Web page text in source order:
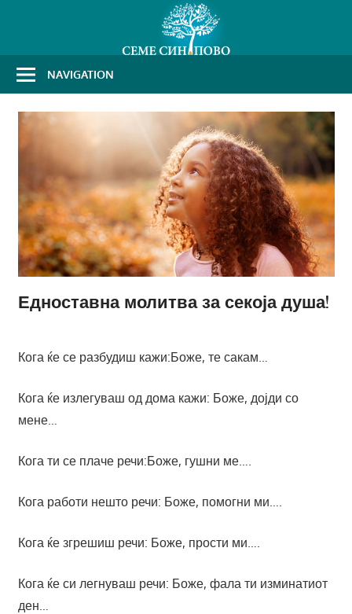
NAVIGATION
Едноставна молитва за секоја душа!
Кога ќе се разбудиш кажи:Боже, те сакам…
Кога ќе излегуваш од дома кажи: Боже, дојди со
мене…
Кога ти се плаче речи:Боже, гушни ме….
Кога работи нешто речи: Боже, помогни ми….
Кога ќе згрешиш речи: Боже, прости ми….
Кога ќе си легнуваш речи: Боже, фала ти изминатиот
ден…